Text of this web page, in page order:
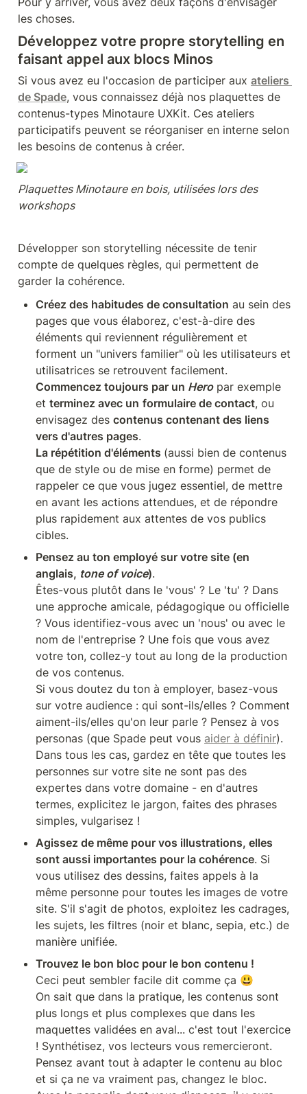
les choses.
Développez votre propre storytelling en
faisant appel aux blocs Minos
Si vous avez eu l'occasion de participer aux ateliers
de Spade, vous connaissez déjà nos plaquettes de
contenus-types Minotaure UXKit. Ces ateliers
participatifs peuvent se réorganiser en interne selon
les besoins de contenus à créer.
Plaquettes Minotaure en bois, utilisées lors des
workshops
Développer son storytelling nécessite de tenir
compte de quelques règles, qui permettent de
garder la cohérence.
Créez des habitudes de consultation au sein des
pages que vous élaborez, c'est-à-dire des
éléments qui reviennent régulièrement et
forment un "univers familier" où les utilisateurs et
Commencez toujours par un Hero par exemple
et terminez avec un formulaire de contact, ou
envisagez des contenus contenant des liens
vers d'autres pages
La répétition d'éléments (aussi bien de contenus
que de style ou de mise en forme) permet de
rappeler ce que vous jugez essentiel, de mettre
en avant les actions attendues, et de répondre
plus rapidement aux attentes de vos publics
cibles.
Pensez au ton employé sur votre site (en
anglais, tone of voice).
Êtes-vous plutôt dans le 'vous' ? Le 'tu' ? Dans
une approche amicale, pédagogique ou officielle
? Vous identifiez-vous avec un 'nous' ou avec le
nom de l'entreprise ? Une fois que vous avez
votre ton, collez-y tout au long de la production
de vos contenus.
Si vous doutez du ton à employer, basez-vous
sur votre audience : qui sont-ils/elles ? Comment
aiment-ils/elles qu'on leur parle ? Pensez à vos
personas (que Spade peut vous aider à définir).
Dans tous les cas, gardez en tête que toutes les
personnes sur votre site ne sont pas des
expertes dans votre domaine - en d'autres
termes, explicitez le jargon, faites des phrases
simples, vulgarisez !
Agissez de même pour vos illustrations, elles
sont aussi importantes pour la cohérence. Si
vous utilisez des dessins, faites appels à la
même personne pour toutes les images de votre
site. S'il s'agit de photos, exploitez les cadrages,
les sujets, les filtres (noir et blanc, sepia, etc.) de
manière unifiée.
Trouvez le bon bloc pour le bon contenu !
Ceci peut sembler facile dit comme ça 😃
On sait que dans la pratique, les contenus sont
plus longs et plus complexes que dans les
maquettes validées en aval... c'est tout l'exercice
! Synthétisez, vos lecteurs vous remercieront.
Pensez avant tout à adapter le contenu au bloc
et si ça ne va vraiment pas, changez le bloc.